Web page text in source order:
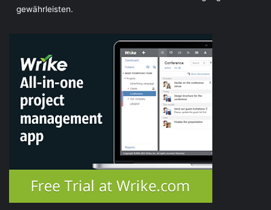
gewährleisten.